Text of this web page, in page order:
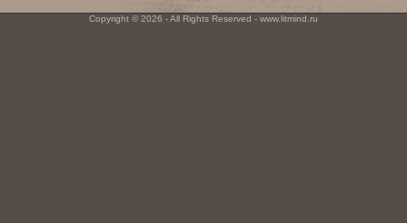
Copyright © 2026 - All Rights Reserved - www.litmind.ru